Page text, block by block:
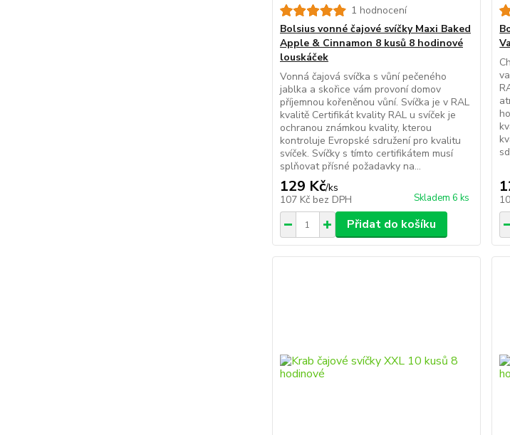
1 hodnocení
Bolsius vonné čajové svíčky Maxi Baked
Apple & Cinnamon 8 kusů 8 hodinové
louskáček
Vonná čajová svíčka s vůní pečeného
jablka a skořice vám provoní domov
příjemnou kořeněnou vůní. Svíčka je v RAL
kvalitě Certifikát kvality RAL u svíček je
ochranou známkou kvality, kterou
kontroluje Evropské sdružení pro kvalitu
svíček. Svíčky s tímto certifikátem musí
splňovat přísné požadavky na...
129 Kč/ks
107 Kč bez DPH Skladem 6 ks
Přidat do košíku